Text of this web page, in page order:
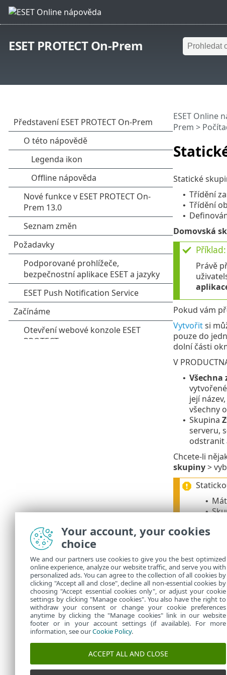
ESET PROTECT On-Prem
ESET Online
Prem >
Statické
• Třídění
• Třídění
•
Domovská
Příklad:
Právě
Pokud vám
Vytvořitsi
pouze do
dolní části
V
• Všechna
její
všechny
• Skupina
serveru,
odstranit
Chcete-li
skupiny>
•
•
V
patří do
Your account, your cookies
choice
We and our partners use cookies to give you the best optimized
online experience, analyze our website traffic, and serve you with
personalized ads. You can agree to the collection of all cookies by
clicking "Accept all and close", decline all non-essential cookies by
choosing "Accept essential cookies only", or adjust your cookie
settings by clicking "Manage cookies". You also have the right to
withdraw your consent or change your cookie preferences
anytime by clicking the "Manage cookies" link in our website
footer or in your account settings (if available). For more
information, see ourCookie Policy.
ACCEPT ALL AND CLOSE